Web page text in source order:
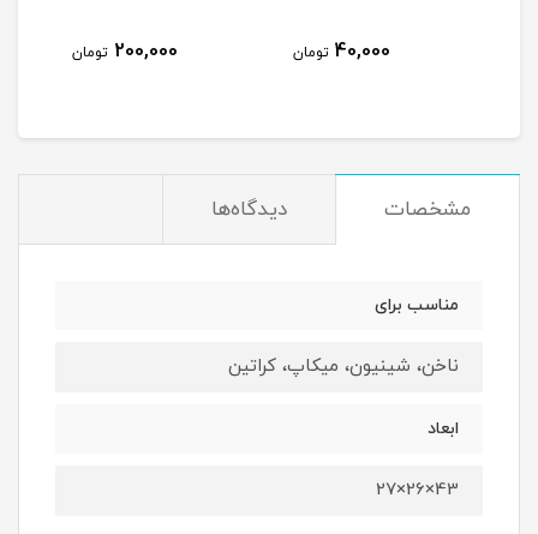
40,000 تومان 200,000 تومان
مشخصات دیدگاه‌ها
مناسب برای
ناخن، شینیون، میکاپ، کراتین
ابعاد
43×26×27